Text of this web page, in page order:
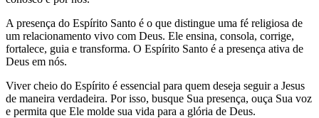
A presença do Espírito Santo é o que distingue uma fé religiosa de
um relacionamento vivo com Deus. Ele ensina, consola, corrige,
fortalece, guia e transforma. O Espírito Santo é a presença ativa de
Deus em nós.
Viver cheio do Espírito é essencial para quem deseja seguir a Jesus
de maneira verdadeira. Por isso, busque Sua presença, ouça Sua voz
e permita que Ele molde sua vida para a glória de Deus.